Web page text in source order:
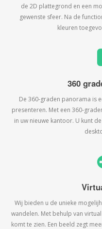
de 2D plattegrond en een
gewenste sfeer. Na de
kleuren
360
De 360-graden panorama is
presenteren. Met een 360-
in uw nieuwe kantoor. U kunt
Wij bieden u de unieke
wandelen. Met behulp van
komt te zien. Een beeld zegt